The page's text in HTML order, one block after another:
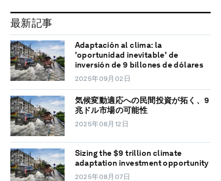
最新記事
Adaptación al clima: la
'oportunidad inevitable' de
inversión de 9 billones de dólares
2025年09月02日
気候変動適応への民間投資が拓く、9
兆ドル市場の可能性
2025年08月12日
Sizing the $9 trillion climate
adaptation investment opportunity
2025年08月07日